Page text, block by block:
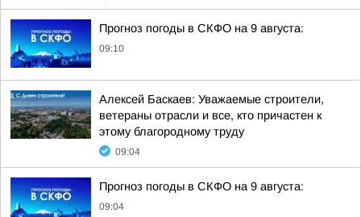
Прогноз погоды в СКФО на 9 августа:
09:10
Алексей Баскаев: Уважаемые строители,
ветераны отрасли и все, кто причастен к
этому благородному труду
09:04
Прогноз погоды в СКФО на 9 августа:
09:04